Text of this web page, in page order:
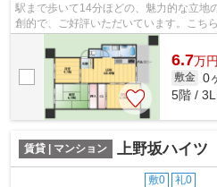
駅まで歩いて14分ほどの、魅力的な立地
創的で、ご好評いただいています。こち
2駅利用可能な物件で目的地に応じて路...
6.7万円
敷金 0
5階 /
賃貸 | マンション 上野坂ハイツ
敷0 礼0